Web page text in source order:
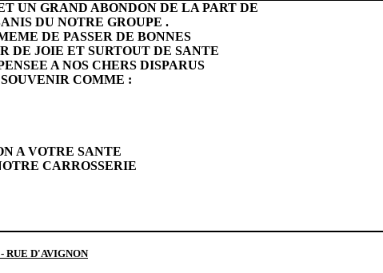
UN GRAND ABONDON DE LA PART DE
DU NOTRE GROUPE .
DE PASSER DE BONNES
DE JOIE ET SURTOUT DE SANTE
A NOS CHERS DISPARUS
COMME :
A VOTRE SANTE
CARROSSERIE
RUE D'AVIGNON